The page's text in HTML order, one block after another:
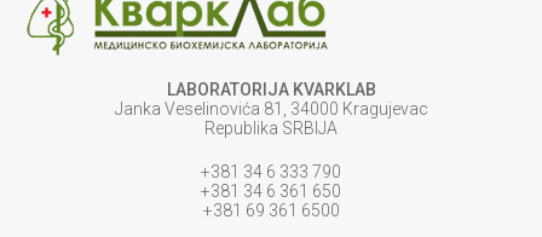
LABORATORIJA KVARKLAB
Janka Veselinovića 81, 34000 Kragujevac
Republika SRBIJA
+381 34 6 333 790
+381 34 6 361 650
+381 69 361 6500